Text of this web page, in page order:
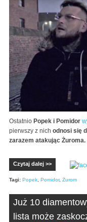
Ostatnio Popek i Pomidor
pierwszy z nich odnosi się
zarazem atakując Żuroma.
Czytaj dalej >>
Tagi: Popek Pomidor, Żurom
Już 10
lista może